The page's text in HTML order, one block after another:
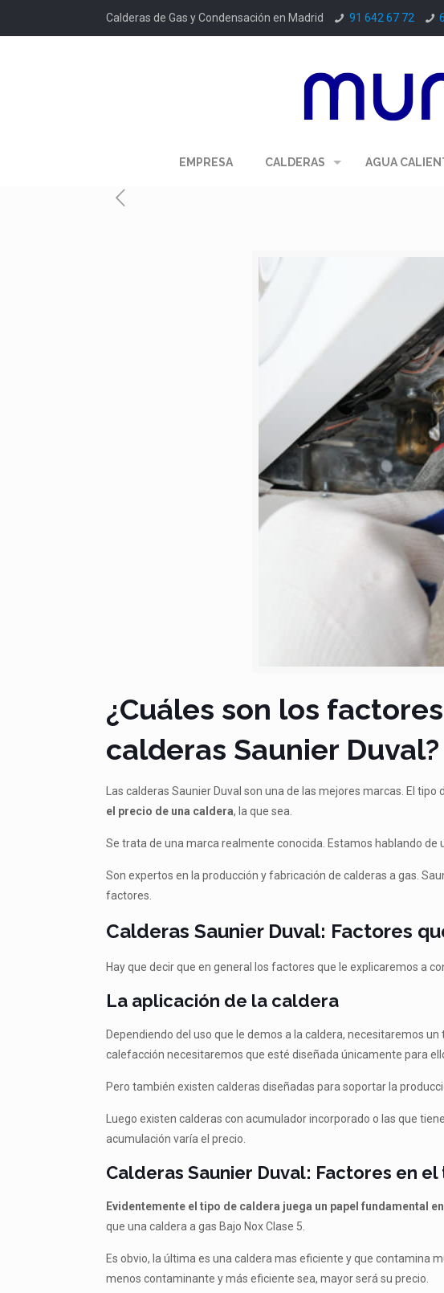
Calderas de Gas y Condensación en Madrid 91 642 67 72
EMPRESA CALDERAS AGUA
¿Cuáles son los
calderas Saunier Duval?
Las calderas Saunier Duval son una de las mejores marcas. El
el precio de una caldera, la que sea.
Se trata de una marca realmente conocida. Estamos hablando
Son expertos en la producción y fabricación de calderas a gas.
factores.
Calderas Saunier Duval: Factores
Hay que decir que en general los factores que le explicaremos a
La aplicación de la caldera
Dependiendo del uso que le demos a la caldera, necesitaremos
calefacción necesitaremos que esté diseñada únicamente para
Pero también existen calderas diseñadas para soportar la
Luego existen calderas con acumulador incorporado o las que
acumulación varía el precio.
Calderas Saunier Duval: Factores en
Evidentemente el tipo de caldera juega un papel fundamental
que una caldera a gas Bajo Nox Clase 5.
Es obvio, la última es una caldera mas eficiente y que contamina
menos contaminante y más eficiente sea, mayor será su precio.